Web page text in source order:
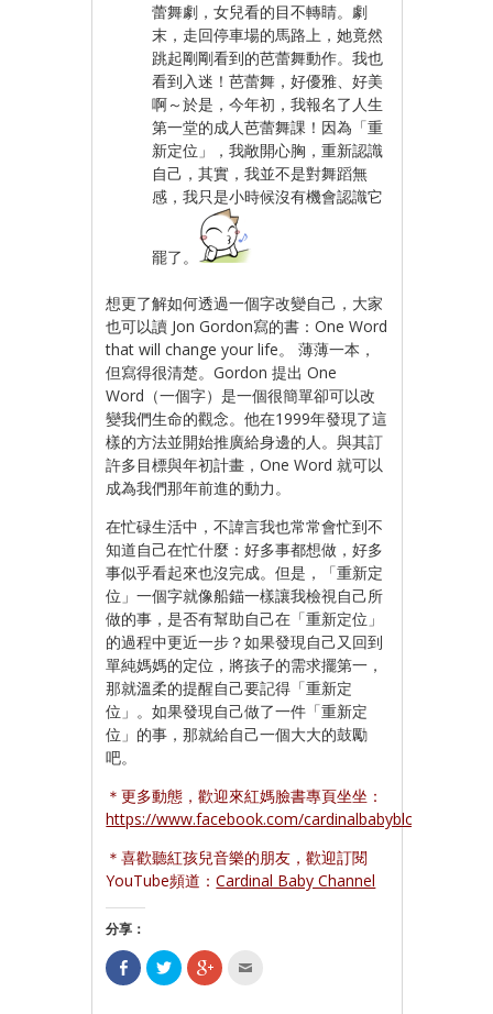
蕾舞劇，女兒看的目不轉睛。劇
末，走回停車場的馬路上，她竟然
跳起剛剛看到的芭蕾舞動作。我也
看到入迷！芭蕾舞，好優雅、好美
啊～於是，今年初，我報名了人生
第一堂的成人芭蕾舞課！因為「重
新定位」，我敞開心胸，重新認識
自己，其實，我並不是對舞蹈無
感，我只是小時候沒有機會認識它
罷了。
想更了解如何透過一個字改變自己，大家
也可以讀 Jon Gordon寫的書：One Word
that will change your life。 薄薄一本，
但寫得很清楚。Gordon 提出 One
Word（一個字）是一個很簡單卻可以改
變我們生命的觀念。他在1999年發現了這
樣的方法並開始推廣給身邊的人。與其訂
許多目標與年初計畫，One Word 就可以
成為我們那年前進的動力。
在忙碌生活中，不諱言我也常常會忙到不
知道自己在忙什麼：好多事都想做，好多
事似乎看起來也沒完成。但是，「重新定
位」一個字就像船錨一樣讓我檢視自己所
做的事，是否有幫助自己在「重新定位」
的過程中更近一步？如果發現自己又回到
單純媽媽的定位，將孩子的需求擺第一，
那就溫柔的提醒自己要記得「重新定
位」。如果發現自己做了一件「重新定
位」的事，那就給自己一個大大的鼓勵
吧。
＊更多動態，歡迎來紅媽臉書專頁坐坐：
https://www.facebook.com/cardinalbabyblog
＊喜歡聽紅孩兒音樂的朋友，歡迎訂閱
YouTube頻道：Cardinal Baby Channel
分享：